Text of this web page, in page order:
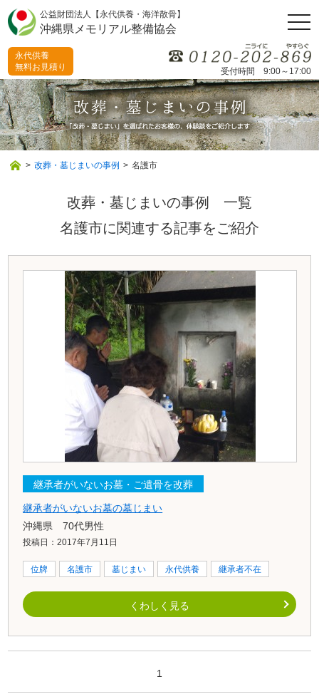
公益財団法人【永代供養・海洋散骨】
沖縄県メモリアル整備協会
受付時間 9:00～17:00
永代供養
無料お見積り
> 改葬・墓じまいの事例 > 名護市
改葬・墓じまいの事例 一覧
名護市に関連する記事をご紹介
継承者がいないお墓・ご遺骨を改葬
継承者がいないお墓の墓じまい
沖縄県 70代男性
投稿日：2017年7月11日
位牌 名護市 墓じまい 永代供養 継承者不在
くわしく見る
1